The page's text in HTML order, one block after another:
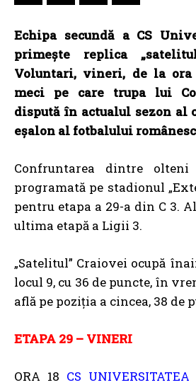
Echipa secundă a CS
primește replica
Voluntari, vineri, de la ora
meci pe care trupa lui
dispută în actualul sezon al
eșalon al fotbalului
Confruntarea dintre
programată pe stadionul
pentru etapa a 29-a din C 3.
ultima etapă a Ligii 3.
„Satelitul” Craiovei ocupă
locul 9, cu 36 de puncte, în
află pe poziția a cincea, 38 de
ETAPA 29 – VINERI
ORA 18 CS